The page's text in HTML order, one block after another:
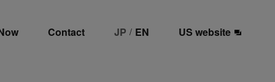
Contact JP / EN US website